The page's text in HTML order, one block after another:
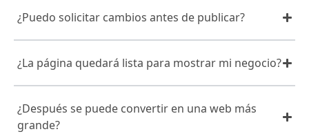
¿Puedo solicitar cambios antes de publicar?
¿La página quedará lista para mostrar mi negocio?
¿Después se puede convertir en una web más
grande?